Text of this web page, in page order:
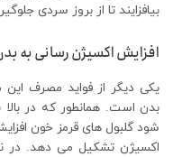
بیافزایند تا از بروز سردی
افزایش اکسیژن رسانی به
یکی دیگر از فواید مصرف این
بدن است. همانطور که در
شود گلبول های قرمز خون
اکسیژن تشکیل می دهد. در